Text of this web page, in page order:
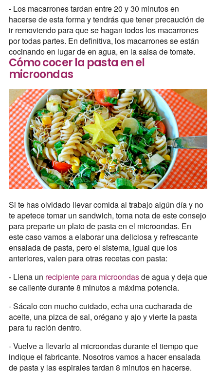
- Los macarrones tardan entre 20 y 30 minutos en
hacerse de esta forma y tendrás que tener precaución de
ir removiendo para que se hagan todos los macarrones
por todas partes. En definitiva, los macarrones se están
cocinando en lugar de en agua, en la salsa de tomate.
Cómo cocer la pasta en el
microondas
Si te has olvidado llevar comida al trabajo algún día y no
te apetece tomar un sandwich, toma nota de este consejo
para preparte un plato de pasta en el microondas. En
este caso vamos a elaborar una deliciosa y refrescante
ensalada de pasta, pero el sistema, igual que los
anteriores, valen para otras recetas con pasta:
- Llena un recipiente para microondasde agua y deja que
se caliente durante 8 minutos a máxima potencia.
- Sácalo con mucho cuidado, echa una cucharada de
aceite, una pizca de sal, orégano y ajo y vierte la pasta
para tu ración dentro.
- Vuelve a llevarlo al microondas durante el tiempo que
indique el fabricante. Nosotros vamos a hacer ensalada
de pasta y las espirales tardan 8 minutos en hacerse.